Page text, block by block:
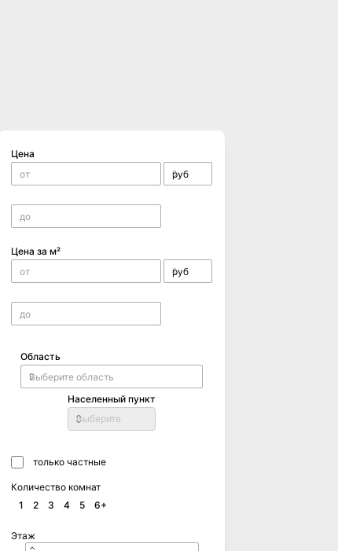
Цена
Цена за м²
Область
Населенный пункт
Выберите
только частные
Количество комнат
1
2 3 4 5 6+
Этаж